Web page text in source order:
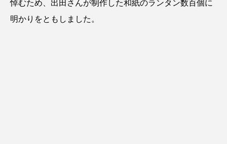
悼むため、出田さんが制作した和紙のランタン数百個に
明かりをともしました。